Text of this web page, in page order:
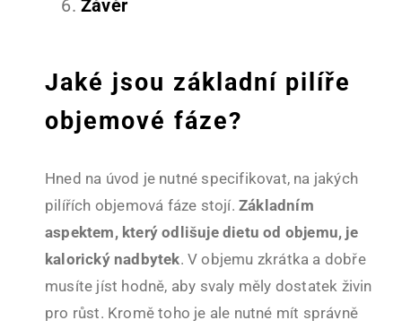
Závěr
Jaké jsou základní pilíře
objemové fáze?
Hned na úvod je nutné specifikovat, na jakých
pilířích objemová fáze stojí. Základním
aspektem, který odlišuje dietu od objemu, je
kalorický nadbytek. V objemu zkrátka a dobře
musíte jíst hodně, aby svaly měly dostatek živin
pro růst. Kromě toho je ale nutné mít správně